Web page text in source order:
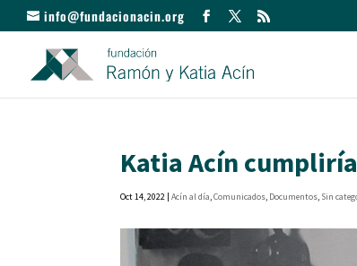
info@fundacionacin.org
Katia Acín
Oct 14, 2022 |Acín al día,Comunicados, Documentos, Sin